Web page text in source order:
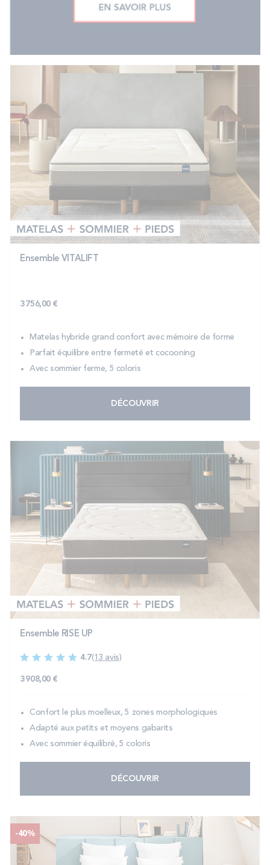
Ensemble VITALIFT
3 756,00 €
Matelas hybride grand confort avec mémoire de forme
Parfait équilibre entre fermeté et cocooning
Avec sommier ferme, 5 coloris
DÉCOUVRIR
Ensemble RISE UP
4.7(13 avis)
3 908,00 €
Confort le plus moelleux, 5 zones morphologiques
Adapté aux petits et moyens gabarits
Avec sommier équilibré, 5 coloris
DÉCOUVRIR
-40%